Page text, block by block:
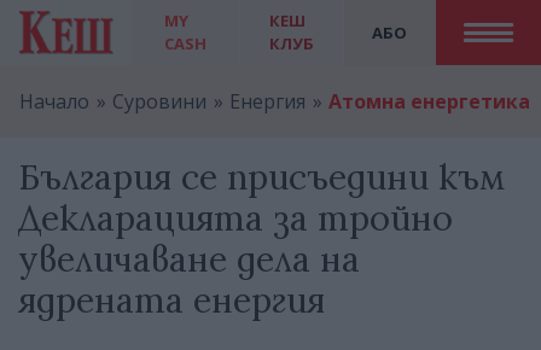
MY
CASH
АБО
КЕШ
КЛУБ
Начало Суровини Енергия Атомна енергетика
България се присъедини към
Декларацията за тройно
увеличаване дела на
ядрената енергия